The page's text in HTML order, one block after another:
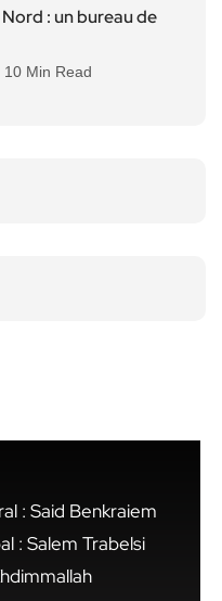
: un bureau de
10 Min Read
: Said Benkraiem
: Salem Trabelsi